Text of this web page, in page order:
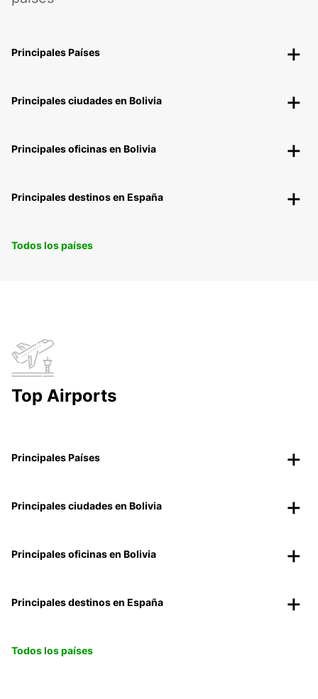
Principales Países
Principales ciudades en Bolivia
Principales oficinas en Bolivia
Principales destinos en España
Todos los países
Top Airports
Principales Países
Principales ciudades en Bolivia
Principales oficinas en Bolivia
Principales destinos en España
Todos los países